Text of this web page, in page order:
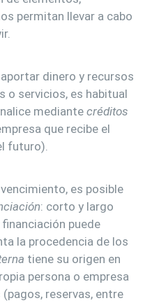
permitan llevar a cabo
dinero y recursos
o servicios, es habitual
mediante créditos
que recibe el
futuro).
es posible
: corto y largo
puede
la procedencia de los
tiene su origen en
persona o empresa
reservas, entre